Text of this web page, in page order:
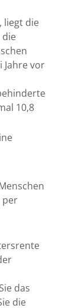
liegt die
die
Jahre vor
10,8
per
das
die